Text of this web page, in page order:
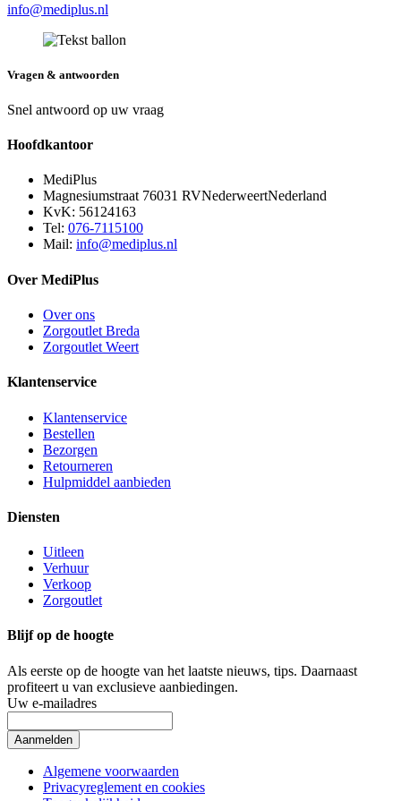
info@mediplus.nl
Vragen & antwoorden
Snel antwoord op uw vraag
Hoofdkantoor
MediPlus
Magnesiumstraat 76031 RVNederweertNederland
KvK: 56124163
Tel: 076-7115100
Mail: info@mediplus.nl
Over MediPlus
Over ons
Zorgoutlet Breda
Zorgoutlet Weert
Klantenservice
Klantenservice
Bestellen
Bezorgen
Retourneren
Hulpmiddel aanbieden
Diensten
Uitleen
Verhuur
Verkoop
Zorgoutlet
Blijf op de hoogte
Als eerste op de hoogte van het laatste nieuws, tips. Daarnaast
profiteert u van exclusieve aanbiedingen.
Uw e-mailadres
Aanmelden
Algemene voorwaarden
Privacyreglement en cookies